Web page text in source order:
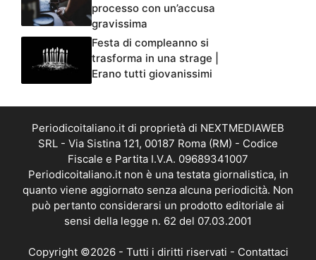
processo con un’accusa
gravissima
Festa di compleanno si
trasforma in una strage |
Erano tutti giovanissimi
Periodicoitaliano.it di proprietà di NEXTMEDIAWEB
SRL - Via Sistina 121, 00187 Roma (RM) - Codice
Fiscale e Partita I.V.A. 09689341007
Periodicoitaliano.it non è una testata giornalistica, in
quanto viene aggiornato senza alcuna periodicità. Non
può pertanto considerarsi un prodotto editoriale ai
sensi della legge n. 62 del 07.03.2001
Copyright ©2026 - Tutti i diritti riservati - Contattaci